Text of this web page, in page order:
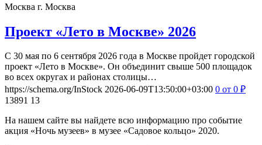
Москва г. Москва
Проект «Лето в Москве» 2026
С 30 мая по 6 сентября 2026 года в Москве пройдет городской
проект «Лето в Москве». Он объединит свыше 500 площадок
во всех округах и районах столицы…
https://schema.org/InStock 2026-06-09T13:50:00+03:00 0 от 0 ₽
13891 13
На нашем сайте вы найдете всю информацию про событие
акция «Ночь музеев» в музее «Садовое кольцо» 2020.